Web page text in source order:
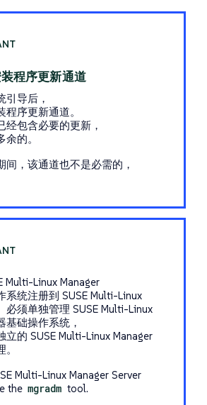
程序更新通道
引导后，
程序更新通道。
经包含必要的更新，
的。
间，该通道也不是必需的，
Multi-Linux Manager
系统注册到 SUSE Multi-Linux
必须单独管理 SUSE Multi-Linux
基础操作系统，
立的 SUSE Multi-Linux Manager
Multi-Linux Manager Server
the mgradm tool.